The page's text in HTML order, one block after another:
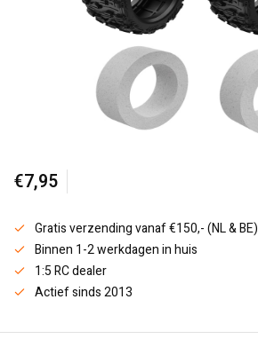
€7,95
Gratis verzending vanaf €150,- (NL & BE)
Binnen 1-2 werkdagen in huis
1:5 RC dealer
Actief sinds 2013